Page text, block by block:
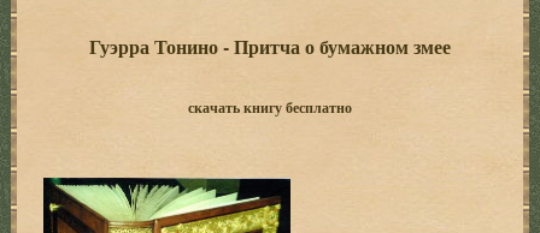
Гуэрра Тонино - Притча о бумажном змее
скачать книгу бесплатно